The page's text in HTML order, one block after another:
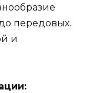
передовых.
и